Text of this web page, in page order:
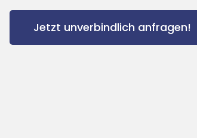
Jetzt unverbindlich anfragen!